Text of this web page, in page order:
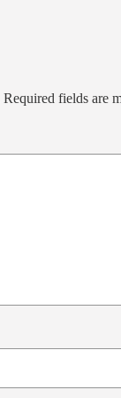
Required fields are